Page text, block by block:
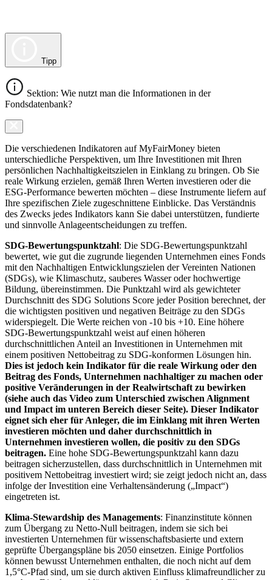
Tipp
Sektion: Wie nutzt man die Informationen in der
Fondsdatenbank?
Die verschiedenen Indikatoren auf MyFairMoney bieten
unterschiedliche Perspektiven, um Ihre Investitionen mit Ihren
persönlichen Nachhaltigkeitszielen in Einklang zu bringen. Ob Sie
reale Wirkung erzielen, gemäß Ihren Werten investieren oder die
ESG-Performance bewerten möchten – diese Instrumente liefern auf
Ihre spezifischen Ziele zugeschnittene Einblicke. Das Verständnis
des Zwecks jedes Indikators kann Sie dabei unterstützen, fundierte
und sinnvolle Anlageentscheidungen zu treffen.
SDG-Bewertungspunktzahl: Die SDG-Bewertungspunktzahl
bewertet, wie gut die zugrunde liegenden Unternehmen eines Fonds
mit den Nachhaltigen Entwicklungszielen der Vereinten Nationen
(SDGs), wie Klimaschutz, sauberes Wasser oder hochwertige
Bildung, übereinstimmen. Die Punktzahl wird als gewichteter
Durchschnitt des SDG Solutions Score jeder Position berechnet, der
die wichtigsten positiven und negativen Beiträge zu den SDGs
widerspiegelt. Die Werte reichen von -10 bis +10. Eine höhere
SDG-Bewertungspunktzahl weist auf einen höheren
durchschnittlichen Anteil an Investitionen in Unternehmen mit
einem positiven Nettobeitrag zu SDG-konformen Lösungen hin.
Dies ist jedoch kein Indikator für die reale Wirkung oder den
Beitrag des Fonds, Unternehmen nachhaltiger zu machen oder
positive Veränderungen in der Realwirtschaft zu bewirken
(siehe auch das Video zum Unterschied zwischen Alignment
und Impact im unteren Bereich dieser Seite). Dieser Indikator
eignet sich eher für Anleger, die im Einklang mit ihren Werten
investieren möchten und daher durchschnittlich in
Unternehmen investieren wollen, die positiv zu den SDGs
beitragen. Eine hohe SDG-Bewertungspunktzahl kann dazu
beitragen sicherzustellen, dass durchschnittlich in Unternehmen mit
positivem Nettobeitrag investiert wird; sie zeigt jedoch nicht an, dass
infolge der Investition eine Verhaltensänderung („Impact“)
eingetreten ist.
Klima-Stewardship des Managements: Finanzinstitute können
zum Übergang zu Netto-Null beitragen, indem sie sich bei
investierten Unternehmen für wissenschaftsbasierte und extern
geprüfte Übergangspläne bis 2050 einsetzen. Einige Portfolios
können bewusst Unternehmen enthalten, die noch nicht auf dem
1,5°C-Pfad sind, um sie durch aktiven Einfluss klimafreundlicher zu